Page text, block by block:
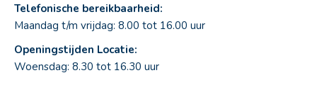
Telefonische bereikbaarheid:
Maandag t/m vrijdag: 8.00 tot 16.00 uur
Openingstijden Locatie:
Woensdag: 8.30 tot 16.30 uur